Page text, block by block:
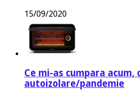
15/09/2020
Ce mi-as cumpara acum,
autoizolare/pandemie